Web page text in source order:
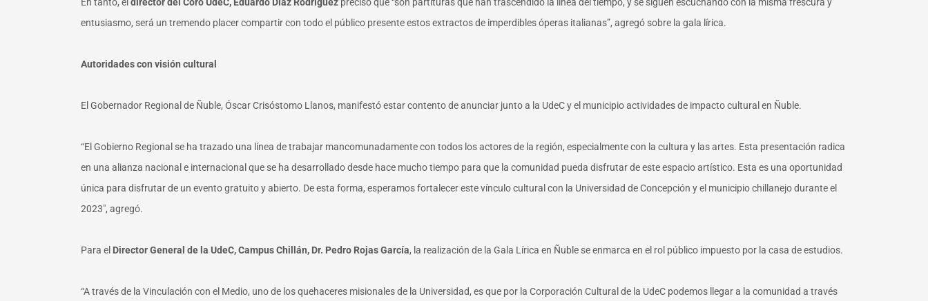
entusiasmo, será un tremendo placer compartir con todo el público presente estos extractos de imperdibles óperas italianas”, agregó sobre la gala lírica.
Autoridades con visión cultural
El Gobernador Regional de Ñuble, Óscar Crisóstomo Llanos, manifestó estar contento de anunciar junto a la UdeC y el municipio actividades de impacto cultural en Ñuble.
“El Gobierno Regional se ha trazado una línea de trabajar mancomunadamente con todos los actores de la región, especialmente con la cultura y las artes. Esta presentación radica
en una alianza nacional e internacional que se ha desarrollado desde hace mucho tiempo para que la comunidad pueda disfrutar de este espacio artístico. Esta es una oportunidad
única para disfrutar de un evento gratuito y abierto. De esta forma, esperamos fortalecer este vínculo cultural con la Universidad de Concepción y el municipio chillanejo durante el
2023″, agregó.
Para el Director General de la UdeC, Campus Chillán, Dr. Pedro Rojas García, la realización de la Gala Lírica en Ñuble se enmarca en el rol público impuesto por la casa de estudios.
“A través de la Vinculación con el Medio, uno de los quehaceres misionales de la Universidad, es que por la Corporación Cultural de la UdeC podemos llegar a la comunidad a través